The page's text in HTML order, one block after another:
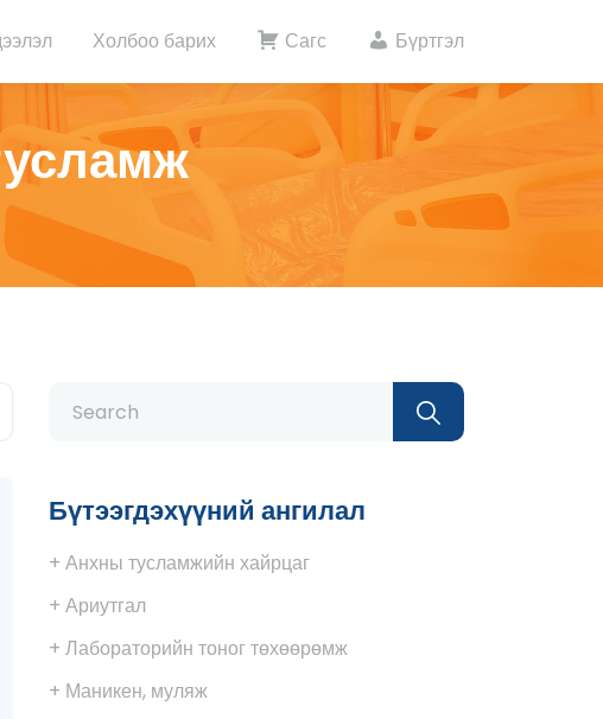
Холбоо барих Сагс Бүртгэл
Бүтээгдэхүүний ангилал
+ Анхны тусламжийн хайрцаг
+ Ариутгал
+ Лабораторийн тоног төхөөрөмж
+ Маникен, муляж